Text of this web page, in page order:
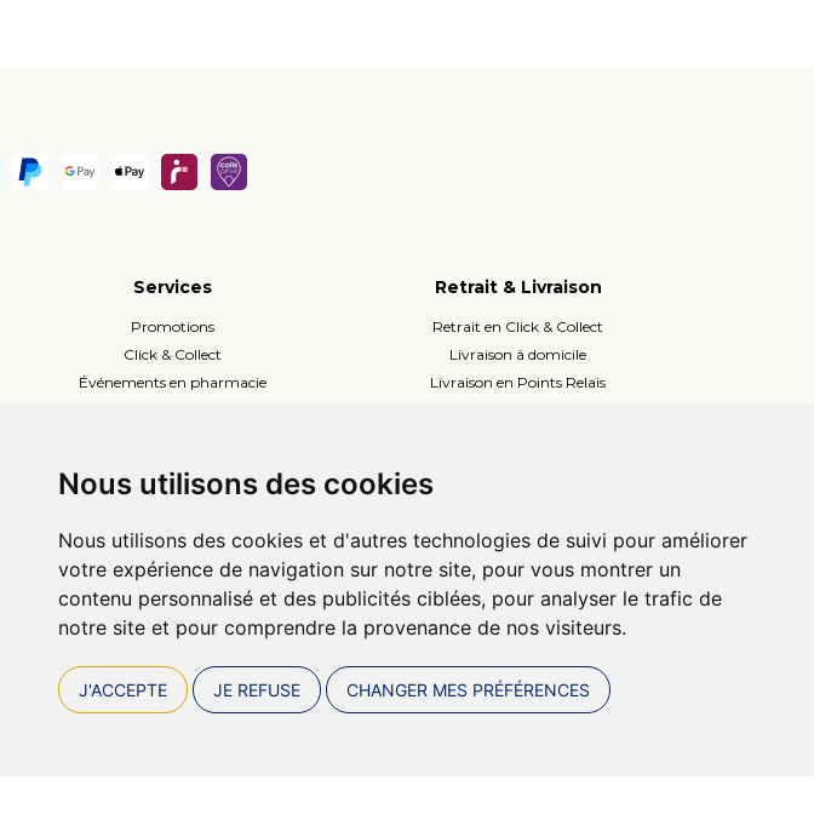
Nous utilisons des cookies
Nous utilisons des cookies et d'autres technologies de suivi pour améliorer
votre expérience de navigation sur notre site, pour vous montrer un
contenu personnalisé et des publicités ciblées, pour analyser le trafic de
notre site et pour comprendre la provenance de nos visiteurs.
J'ACCEPTE JE REFUSE CHANGER MES PRÉFÉRENCES
Services
Promotions
Click & Collect
Événements en pharmacie
Compte professionnel
Retrait & Livraison
Retrait en Click & Collect
Livraison à domicile
Livraison en Points Relais